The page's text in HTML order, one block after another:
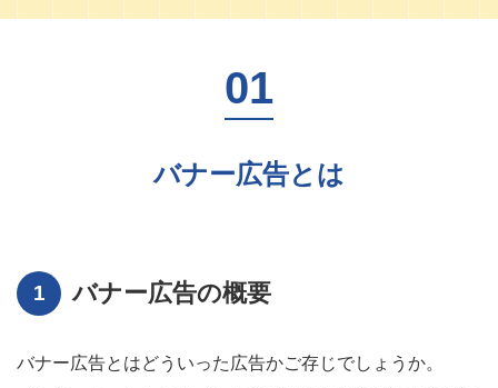
バナー広告とは
バナー広告の概要
バナー広告とはどういった広告かご存じでしょうか。